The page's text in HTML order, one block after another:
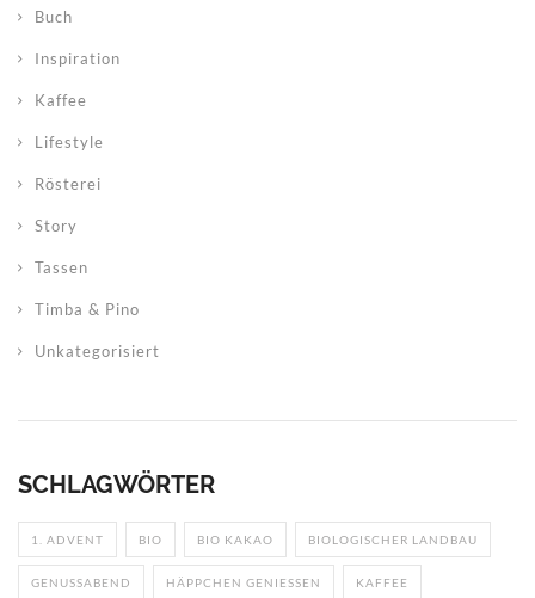
Buch
Inspiration
Kaffee
Lifestyle
Rösterei
Story
Tassen
Timba & Pino
Unkategorisiert
SCHLAGWÖRTER
1. ADVENT BIO BIO KAKAO BIOLOGISCHER LANDBAU
GENUSSABEND HÄPPCHEN GENIESSEN KAFFEE